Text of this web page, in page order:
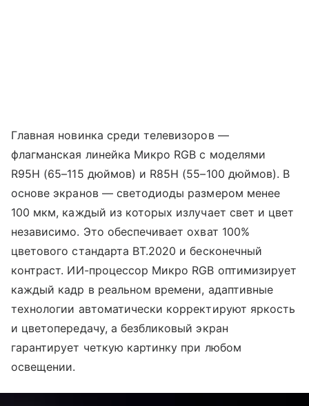
Главная новинка среди телевизоров —
флагманская линейка Микро RGB с моделями
R95H (65–115 дюймов) и R85H (55–100 дюймов). В
основе экранов — светодиоды размером менее
100 мкм, каждый из которых излучает свет и цвет
независимо. Это обеспечивает охват 100%
цветового стандарта BT.2020 и бесконечный
контраст. ИИ-процессор Микро RGB оптимизирует
каждый кадр в реальном времени, адаптивные
технологии автоматически корректируют яркость
и цветопередачу, а безбликовый экран
гарантирует четкую картинку при любом
освещении.